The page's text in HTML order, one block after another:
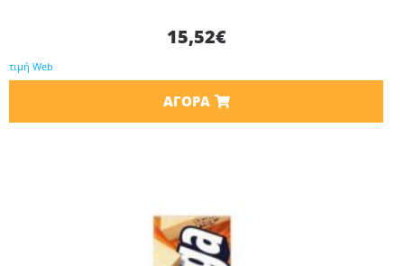
15,52€
τιμή Web
ΑΓΟΡΆ